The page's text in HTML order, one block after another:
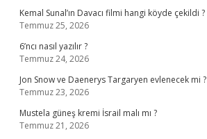
Kemal Sunal’ın Davacı filmi hangi köyde çekildi ?
Temmuz 25, 2026
6’ncı nasıl yazılır ?
Temmuz 24, 2026
Jon Snow ve Daenerys Targaryen evlenecek mi ?
Temmuz 23, 2026
Mustela güneş kremi İsrail malı mı ?
Temmuz 21, 2026